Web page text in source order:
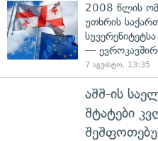
2008 წლის
უთხრის
—
7 აგვისტო, 13:35
აშშ-ის
შტატები